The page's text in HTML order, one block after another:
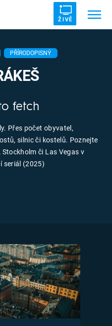
ŽIVĚ
SVĚTOVÁ VÁLKA
PŘÍRODOPISNÝ
fetch
Přes počet obyvatel,
silnic či kostelů. Poznejte
či Las Vegas v
seriál (2025)